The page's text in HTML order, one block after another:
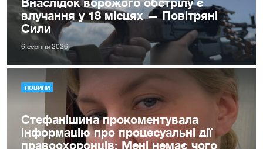
влучання у 18 місцях — Повітряні
Сили
6 серпня 2026
НОВИНИ
Стефанішина прокоментувала
інформацію про процесуальні дії
правоохоронців: Мені немає чого